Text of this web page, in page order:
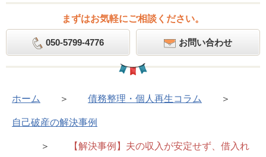
まずはお気軽にご相談ください。
050-5799-4776 お問い合わせ
ホーム ＞ 債務整理・個人再生コラム ＞
自己破産の解決事例
＞ 【解決事例】夫の収入が安定せず、借入れ